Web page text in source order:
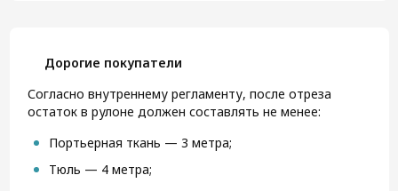
Дорогие покупатели
Согласно внутреннему регламенту, после отреза
остаток в рулоне должен составлять не менее:
Портьерная ткань — 3 метра;
Тюль — 4 метра;